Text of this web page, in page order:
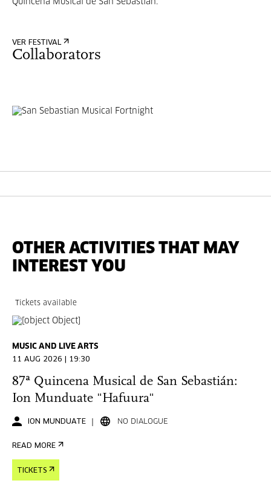
Quincena Musical de San Sebastián.
VER FESTIVAL
Collaborators
OTHER ACTIVITIES THAT MAY
INTEREST YOU
Tickets available
MUSIC AND LIVE ARTS
11 AUG 2026 | 19:30
87ª Quincena Musical de San Sebastián:
Ion Munduate "Hafuura"
ION MUNDUATE NO DIALOGUE
READ MORE
TICKETS